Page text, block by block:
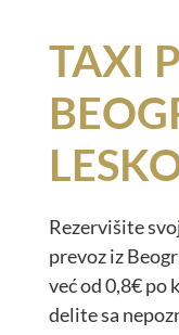
TAXI
Rezervišite
prevoz iz
već od 0,8€ po
delite sa